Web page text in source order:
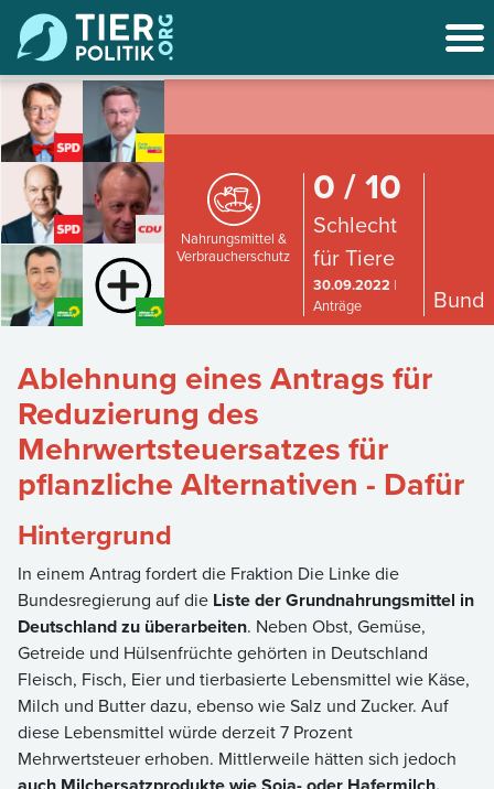
Nahrungsmittel &
Verbraucherschutz
0 / 10
Schlecht
für Tiere
30.09.2022 |
Anträge
Bund
Ablehnung eines Antrags für
Reduzierung des
Mehrwertsteuersatzes für
pflanzliche Alternativen - Dafür
Hintergrund
In einem Antrag fordert die Fraktion Die Linke die
Bundesregierung auf die Liste der Grundnahrungsmittel in
Deutschland zu überarbeiten. Neben Obst, Gemüse,
Getreide und Hülsenfrüchte gehörten in Deutschland
Fleisch, Fisch, Eier und tierbasierte Lebensmittel wie Käse,
Milch und Butter dazu, ebenso wie Salz und Zucker. Auf
diese Lebensmittel würde derzeit 7 Prozent
Mehrwertsteuer erhoben. Mittlerweile hätten sich jedoch